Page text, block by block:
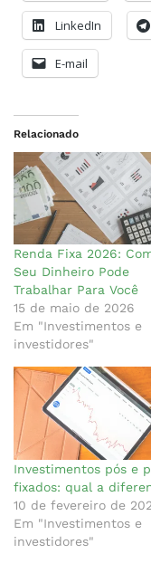
LinkedIn
E-mail
Relacionado
Renda Fixa 2026:
Seu Dinheiro Pode
Trabalhar Para Você
15 de maio de 2026
Em "Investimentos e
investidores"
Investimentos pós e
fixados: qual a
10 de fevereiro de
Em "Investimentos e
investidores"